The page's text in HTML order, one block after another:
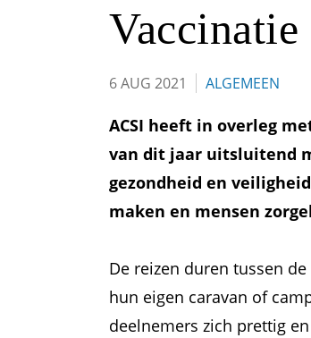
6 AUG 2021 ALGEMEEN
ACSI heeft in overleg
van dit jaar uitsluitend
gezondheid en
maken en mensen
De reizen duren tussen
hun eigen caravan of
deelnemers zich prettig